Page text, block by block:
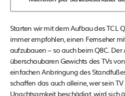
Starten wir mit dem Aufbau des TCL
immer empfohlen, einen Fernseher
aufzubauen – so auch beim Q8C.
überschaubaren Gewichts des TVs
einfachen Anbringung des
schaffen das auch alleine, wer sein
Unachtsamkeit beschädigt, wird sich